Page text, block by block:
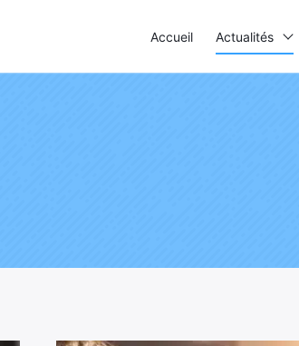
Accueil Actualités
×